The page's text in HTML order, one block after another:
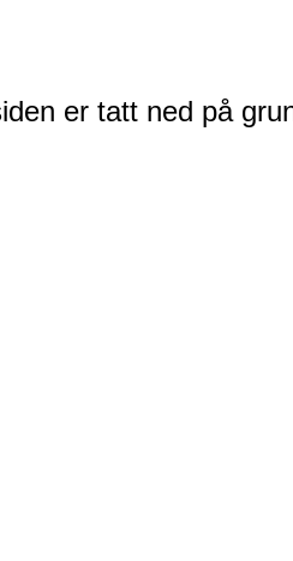
er tatt ned på